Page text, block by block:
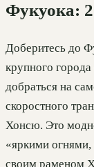
Фукуока:
Доберитесь до
крупного
добраться на
скоростного
Хонсю. Это
«яркими
своим раменом